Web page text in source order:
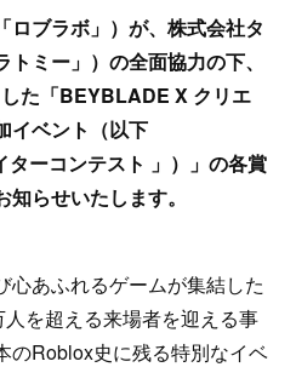
ロブラボ」）が、株式会社タ
ミー」）の全面協力の下、
た「BEYBLADE X クリエ
イベント（以下
ターコンテスト 」）」の各賞
らせいたします。
心あふれるゲームが集結した
を超える来場者を迎える事
のRoblox史に残る特別なイベ